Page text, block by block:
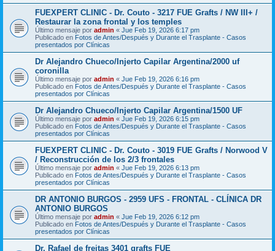
FUEXPERT CLINIC - Dr. Couto - 3217 FUE Grafts / NW III+ /
Restaurar la zona frontal y los temples
Último mensaje por admin « Jue Feb 19, 2026 6:17 pm
Publicado en Fotos de Antes/Después y Durante el Trasplante - Casos
presentados por Clínicas
Dr Alejandro Chueco/Injerto Capilar Argentina/2000 uf
coronilla
Último mensaje por admin « Jue Feb 19, 2026 6:16 pm
Publicado en Fotos de Antes/Después y Durante el Trasplante - Casos
presentados por Clínicas
Dr Alejandro Chueco/Injerto Capilar Argentina/1500 UF
Último mensaje por admin « Jue Feb 19, 2026 6:15 pm
Publicado en Fotos de Antes/Después y Durante el Trasplante - Casos
presentados por Clínicas
FUEXPERT CLINIC - Dr. Couto - 3019 FUE Grafts / Norwood V
/ Reconstrucción de los 2/3 frontales
Último mensaje por admin « Jue Feb 19, 2026 6:13 pm
Publicado en Fotos de Antes/Después y Durante el Trasplante - Casos
presentados por Clínicas
DR ANTONIO BURGOS - 2959 UFS - FRONTAL - CLÍNICA DR
ANTONIO BURGOS
Último mensaje por admin « Jue Feb 19, 2026 6:12 pm
Publicado en Fotos de Antes/Después y Durante el Trasplante - Casos
presentados por Clínicas
Dr. Rafael de freitas 3401 grafts FUE